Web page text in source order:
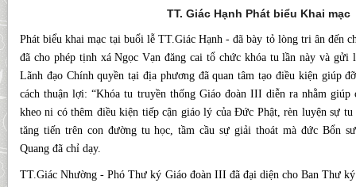
TT. Giác Hạnh Phát biểu Khai mạc
Phát biểu khai mạc tại buổi lễ TT.Giác Hạnh - đã bày tỏ lòng tri ân đến
đã cho phép tịnh xá Ngọc Vạn đăng cai tổ chức khóa tu lần này và gửi
Lãnh đạo Chính quyền tại địa phương đã quan tâm tạo điều kiện giúp
cách thuận lợi: “Khóa tu truyền thống Giáo đoàn III diễn ra nhằm
kheo ni có thêm điều kiện tiếp cận giáo lý của Đức Phật, rèn luyện sự tu
tăng tiến trên con đường tu học, tầm cầu sự giải thoát mà đức Bổn
Quang đã chỉ dạy.
TT.Giác Nhường - Phó Thư ký Giáo đoàn III đã đại diện cho Ban Thư